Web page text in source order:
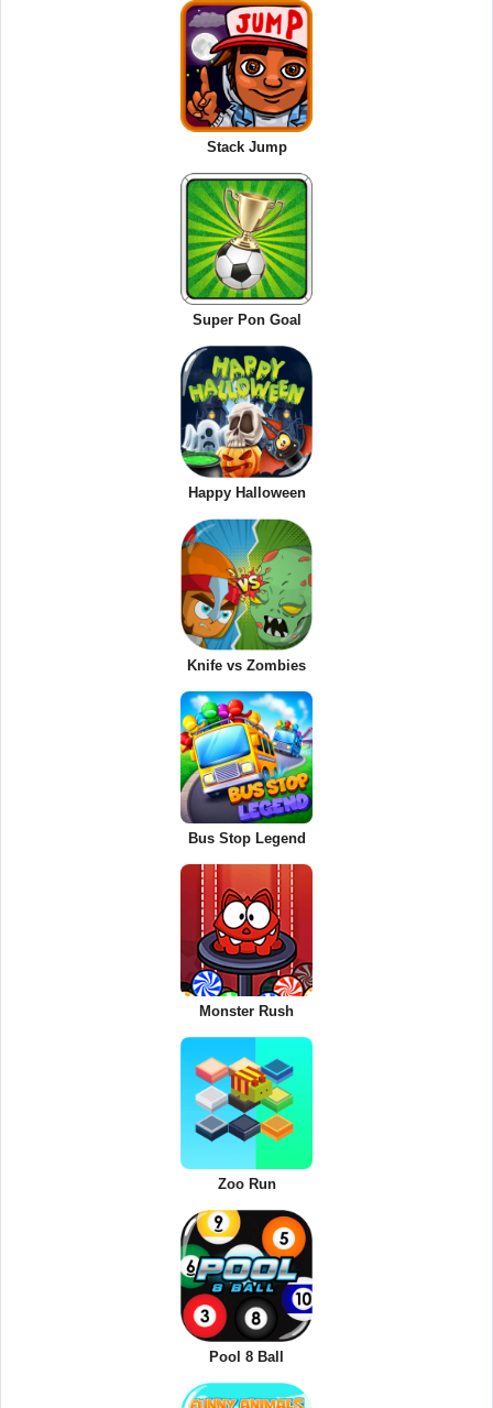
Stack Jump
Super Pon Goal
Happy Halloween
Knife vs Zombies
Bus Stop Legend
Monster Rush
Zoo Run
Pool 8 Ball